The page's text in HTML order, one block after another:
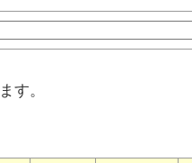
す。